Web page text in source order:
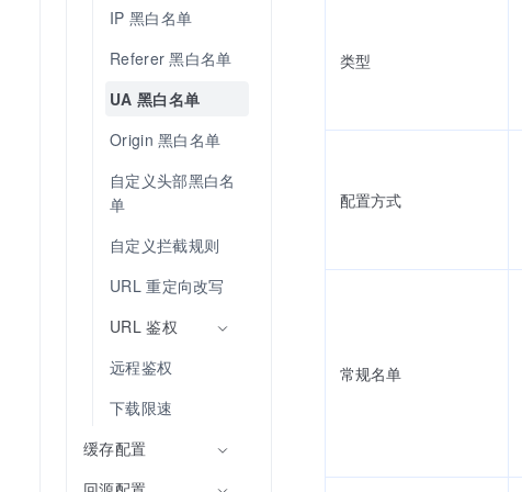
IP 黑白名单
Referer 黑白名单
UA 黑白名单
Origin 黑白名单
自定义头部黑白名
单
自定义拦截规则
URL 重定向改写
URL 鉴权
远程鉴权
下载限速
缓存配置
类型
配置方式
常规名单